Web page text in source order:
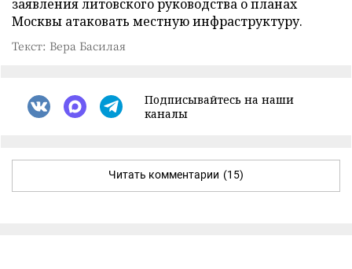
заявления литовского руководства о планах
Москвы атаковать местную инфраструктуру.
Текст: Вера Басилая
Подписывайтесь на наши
каналы
Читать комментарии (15)